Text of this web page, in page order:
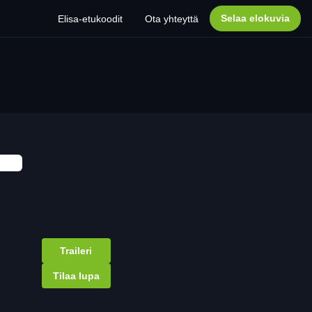
Elisa-etukoodit Ota yhteyttä Selaa elokuvia
Traileri
Tilaa lupa